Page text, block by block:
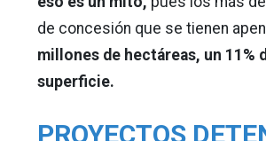
de concesión que se tienen
millones de hectáreas, un 11%
superficie.
PROYECTOS